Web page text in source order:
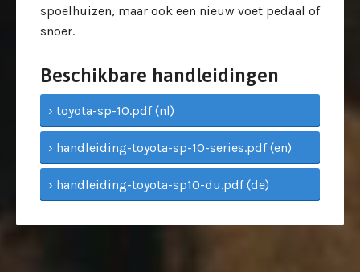
spoelhuizen, maar ook een nieuw voet pedaal of
snoer.
Beschikbare handleidingen
› toyota-sp-10.pdf (nl)
› handleiding-toyota-sp-10-series.pdf (en)
› handleiding-toyota-sp10-du.pdf (de)